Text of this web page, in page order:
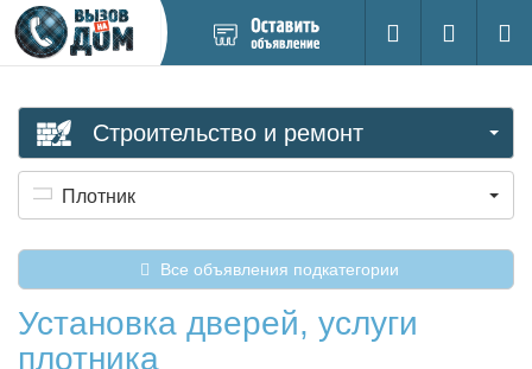
новое
Поиск
Вход на
Строительство и ремонт
Плотник
Все объявления подкатегории
Установка дверей, услуги
плотника